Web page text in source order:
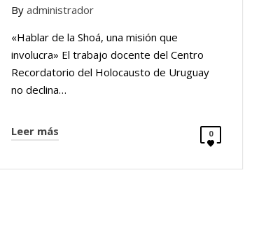
By administrador
«Hablar de la Shoá, una misión que
involucra» El trabajo docente del Centro
Recordatorio del Holocausto de Uruguay
no declina…
Leer más 0